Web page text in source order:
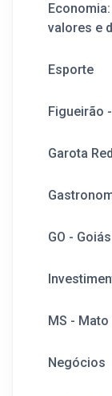
valores e
Esporte
Figueirão
Garota
GO - Goiás
MS -
Negócios